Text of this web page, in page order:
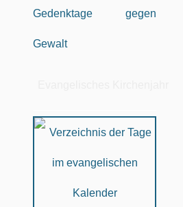
Gedenktage gegen
Gewalt